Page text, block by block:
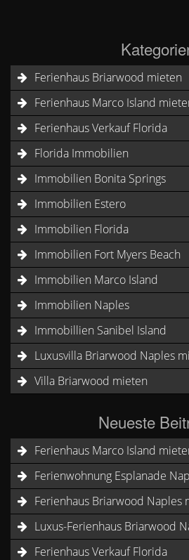
Ferienhaus Briarwood mieten
Ferienhaus Marco Island
Ferienhaus Verkauf Florida
Florida Immobilien
Immobilien Bonita Springs
Immobilien Estero
Immobilien Florida
Immobilien Fort Myers Beach
Immobilien Marco Island
Immobilien Naples
Immobillien Sanibel Island
Luxusvilla Briarwood Naples
Villa Briarwood mieten
Neueste
Ferienhaus Marco Island
Ferienwohnung Esplanade
Ferienhaus Briarwood Naples
Luxus-Ferienhaus Briarwood
Ferienhaus Verkauf Florida